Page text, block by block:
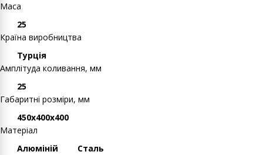
Маса
25
Країна виробництва
Турція
Амплітуда коливання, мм
25
Габаритні розміри, мм
450х400х400
Матеріал
Алюміній
Сталь